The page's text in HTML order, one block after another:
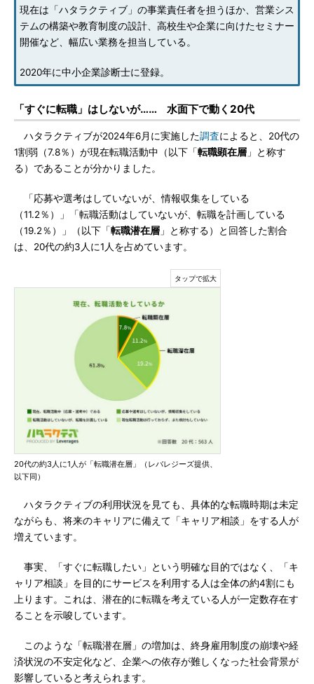
現在は「ハタラクティブ」の事業責任者を担うほか、営業シス
テムの構築や教育制度の設計、高校生や企業に向けたセミナー
開催など、幅広い業務を担当している。
2020年に中小企業診断士に登録。
「すぐに転職」はしないが…… 水面下で動く20代
ハタラクティブが2024年6月に実施した調査によると、20代の
1割弱（7.8％）が現在転職活動中（以下「転職顕在層 」と称す
る）であることが分かりました。
「応募や選考はしていないが、情報収集をしている
（11.2％）」「転職活動はしていないが、転職を計画している
（19.2％）」（以下「転職潜在層 」と称する）と回答した割合
は、20代の約3人に1人を占めています。
20代の約3人に1人が「転職潜在層」（レバレジーズ提供、
以下同）
ハタラクティブの利用状況を見ても、具体的な転職時期は未定
ながらも、将来のキャリアに備えて「キャリア相談」をする人が
増えています。
事実、「すぐに転職したい」という明確な目的ではなく、「キ
ャリア相談」を目的にサービスを利用する人は全体の約4割にも
上ります。これは、潜在的に転職を考えている人が一定数存在す
ることを示唆しています。
このような「転職潜在層」の増加は、終身雇用制度の崩壊や経
済状況の不安定化など、企業への依存が難しくなった社会背景が
影響していると考えられます。